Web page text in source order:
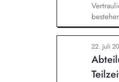
22. Juli